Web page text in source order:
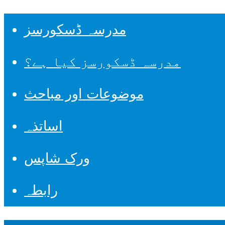
مدرسہ ڈسکورسز
مدرسہ ڈسکورسز کیا ہے؟
موضوعات اور مباحث
اساتذہ
ورک شاپس
رابطہ